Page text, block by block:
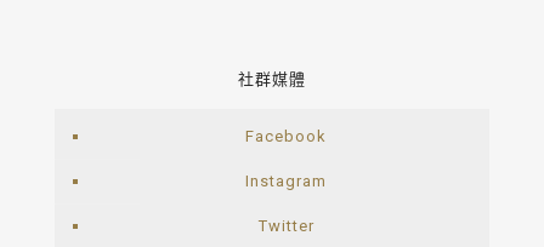
社群媒體
Facebook
Instagram
Twitter